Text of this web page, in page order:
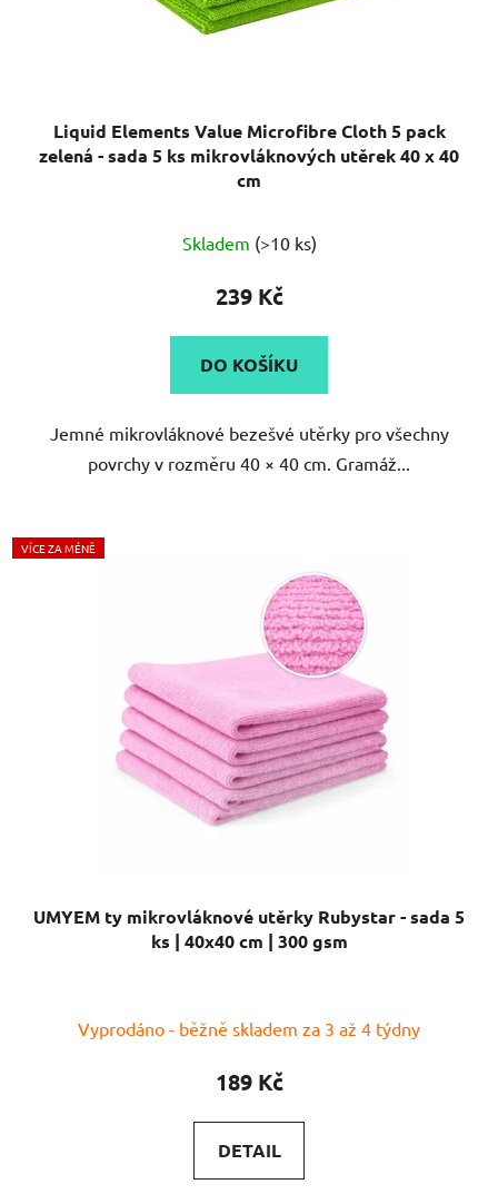
Liquid Elements Value Microfibre Cloth 5 pack
zelená - sada 5 ks mikrovláknových utěrek 40 x 40
cm
hodnocení
produktu
5,0
z
hvězdiček.
Skladem (>10 ks)
239 Kč
DO KOŠÍKU
Jemné mikrovláknové bezešvé utěrky pro všechny
povrchy v rozměru 40 × 40 cm. Gramáž...
VÍCE ZA MÉNĚ
UMYEM ty mikrovláknové utěrky Rubystar - sada 5
ks | 40x40 cm | 300 gsm
Vyprodáno - běžně skladem za 3 až 4 týdny
189 Kč
DETAIL